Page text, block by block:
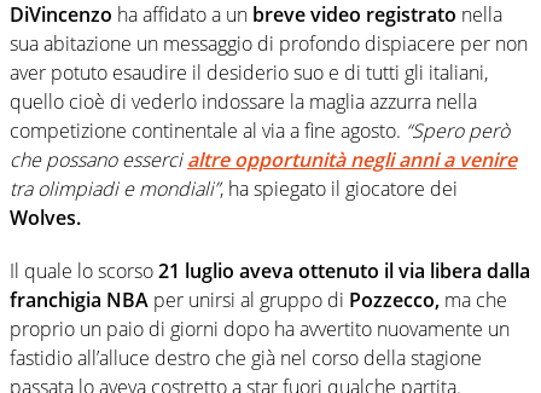
DiVincenzo ha affidato a un breve video registrato nella
sua abitazione un messaggio di profondo dispiacere per non
aver potuto esaudire il desiderio suo e di tutti gli italiani,
quello cioè di vederlo indossare la maglia azzurra nella
competizione continentale al via a fine agosto. “Spero però
che possano essercialtre opportunità negli anni a venire
tra olimpiadi e mondiali”, ha spiegato il giocatore dei
Wolves.
Il quale lo scorso21 luglio aveva ottenuto il via libera dalla
franchigia NBA per unirsi al gruppo di Pozzecco, ma che
proprio un paio di giorni dopo ha avvertito nuovamente un
fastidio all’alluce destro che già nel corso della stagione
passata lo aveva costretto a star fuori qualche partita.